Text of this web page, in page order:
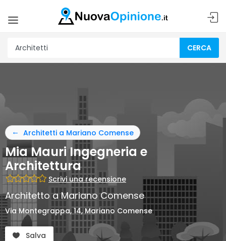
CERCA
Architetti a Mariano Comense
Mia Mauri Ingegneria e
Architettura
Scrivi una recensione
Architetto a Mariano Comense
Via Montegrappa, 14, Mariano Comense
Salva